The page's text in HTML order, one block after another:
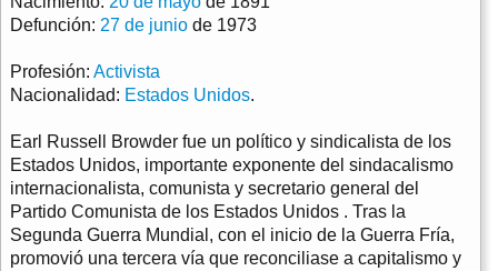
Defunción: 27 de junio de 1973
Profesión: Activista
Nacionalidad: Estados Unidos.
Earl Russell Browder fue un político y sindicalista de los
Estados Unidos, importante exponente del sindacalismo
internacionalista, comunista y secretario general del
Partido Comunista de los Estados Unidos . Tras la
Segunda Guerra Mundial, con el inicio de la Guerra Fría,
promovió una tercera vía que reconciliase a capitalismo y